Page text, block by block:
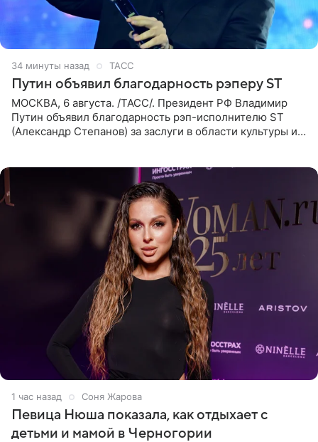
35 минут назад ТАСС
Путин объявил благодарность рэперу ST
МОСКВА, 6 августа. /ТАСС/. Президент РФ Владимир
Путин объявил благодарность рэп-исполнителю ST
(Александр Степанов) за заслуги в области культуры и
1 час назад Соня Жарова
Певица Нюша показала, как отдыхает с
детьми и мамой в Черногории